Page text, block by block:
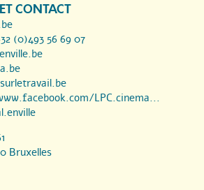
CONTACT
(0)493 56 69 07
LPC.cinema...
Bruxelles